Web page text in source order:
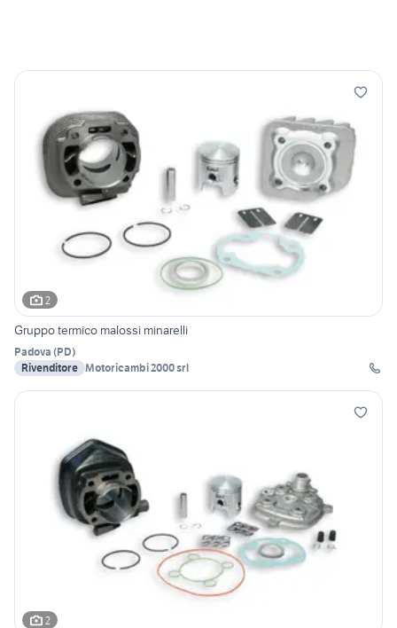
2
Gruppo termico malossi minarelli
Padova (PD)
Rivenditore Motoricambi 2000 srl
2